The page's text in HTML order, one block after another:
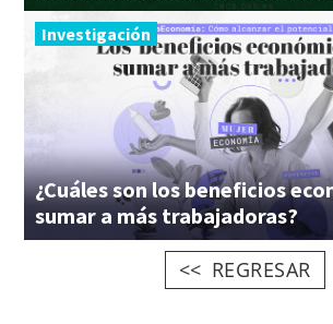
Investigación
¿Cuáles son los beneficios
sumar a más trabajadoras?
REGRESAR